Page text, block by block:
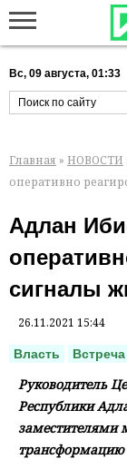
Вс, 09 августа, 01:33
Главная » НОВОСТИ
оперативно
Адлан
сигналы
26.11.2021 15:44
Власть Встреча
Руководитель
Республики
заместителями
трансформацию